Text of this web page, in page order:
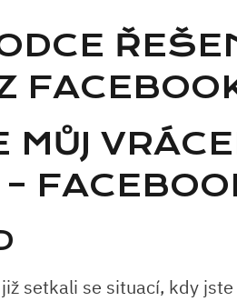
MŮJ
setkali se situací, kdy